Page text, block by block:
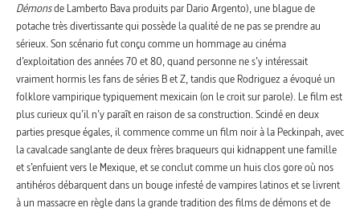
Démonsde Lamberto Bava produits par Dario Argento), une blague de
potache très divertissante qui possède la qualité de ne pas se prendre au
sérieux. Son scénario fut conçu comme un hommage au cinéma
d’exploitation des années 70 et 80, quand personne ne s’y intéressait
vraiment hormis les fans de séries B et Z, tandis que Rodriguez a évoqué un
folklore vampirique typiquement mexicain (on le croit sur parole). Le film est
plus curieux qu’il n’y paraît en raison de sa construction. Scindé en deux
parties presque égales, il commence comme un film noir à la Peckinpah, avec
la cavalcade sanglante de deux frères braqueurs qui kidnappent une famille
et s’enfuient vers le Mexique, et se conclut comme un huis clos gore où nos
antihéros débarquent dans un bouge infesté de vampires latinos et se livrent
à un massacre en règle dans la grande tradition des films de démons et de